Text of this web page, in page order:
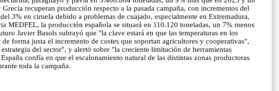
recuperan producción respecto a la pasada campaña, con incrementos del
3% en ciruela debido a problemas de cuajado, especialmente en Extremadura,
MEDFEL, la producción española se situará en 110.120 toneladas, un 7% menos
Javier Basols subrayó que "la clave estará en que las temperaturas en los
forma justa el incremento de costes que soportan agricultores y cooperativas",
del sector", y alertó sobre "la creciente limitación de herramientas
confía en que el escalonamiento natural de las distintas zonas productoras
toda la campaña.